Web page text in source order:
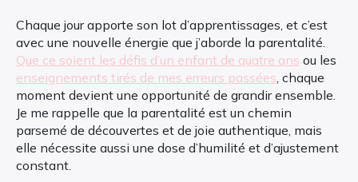
Chaque jour apporte son lot d’apprentissages, et c’est
avec une nouvelle énergie que j’aborde la parentalité.
Que ce soient les défis d’un enfant de quatre ans ou les
enseignements tirés de mes erreurs passées , chaque
moment devient une opportunité de grandir ensemble.
Je me rappelle que la parentalité est un chemin
parsemé de découvertes et de joie authentique, mais
elle nécessite aussi une dose d’humilité et d’ajustement
constant.